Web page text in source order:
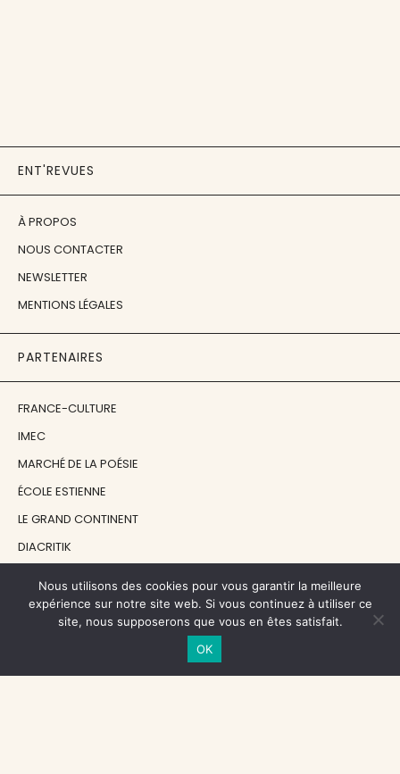
ENT'REVUES
À PROPOS
NOUS CONTACTER
NEWSLETTER
MENTIONS LÉGALES
PARTENAIRES
FRANCE-CULTURE
IMEC
MARCHÉ DE LA POÉSIE
ÉCOLE ESTIENNE
LE GRAND CONTINENT
DIACRITIK
NOS SOUTIENS
CENTRE NATIONAL DU LIVRE
Nous utilisons des cookies pour vous garantir la meilleure
expérience sur notre site web. Si vous continuez à utiliser ce
site, nous supposerons que vous en êtes satisfait.
OK